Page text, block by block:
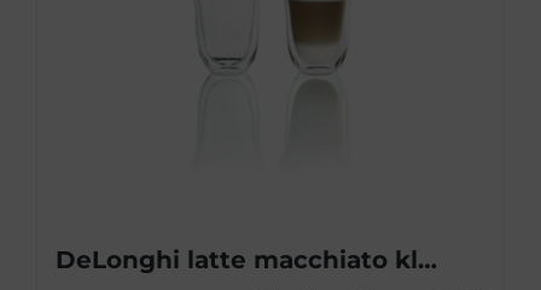
DeLonghi latte macchiato klaasid